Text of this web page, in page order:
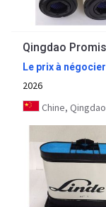
Le prix à négocier
2026
Chine, Qingdao